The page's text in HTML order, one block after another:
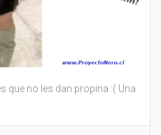
que no les dan propina :( Una